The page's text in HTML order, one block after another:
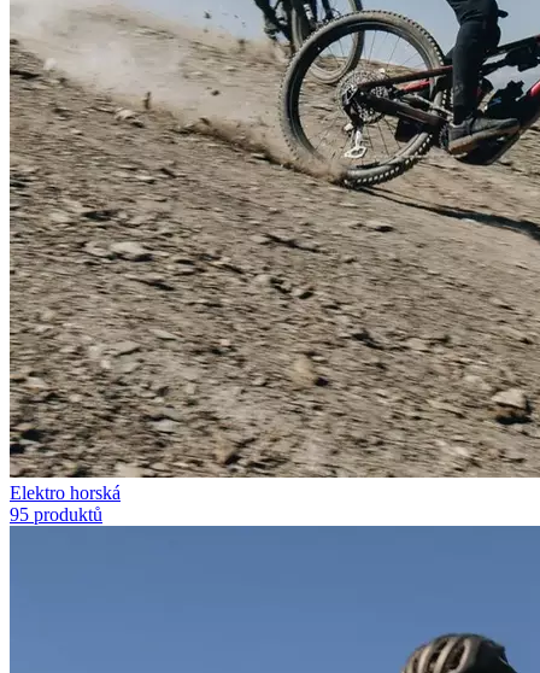
Elektro horská
95 produktů